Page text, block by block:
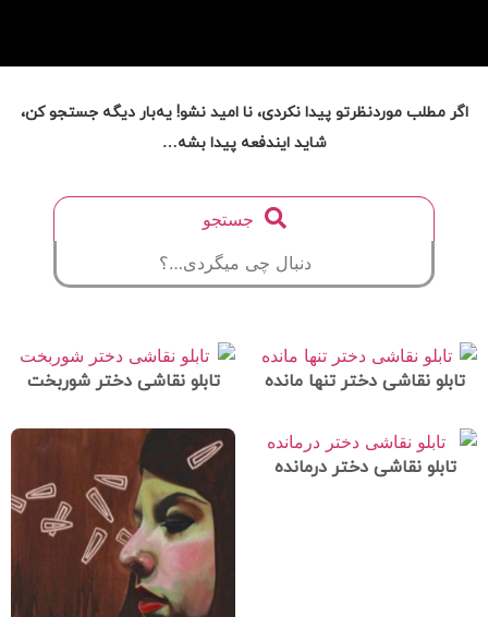
اگر مطلب موردنظرتو پیدا نکردی، نا امید نشو! یه‌بار دیگه جستجو کن،
شاید ایندفعه پیدا بشه…
جستجو
تابلو نقاشی دختر تنها مانده تابلو نقاشی دختر شوربخت
تابلو نقاشی دختر درمانده